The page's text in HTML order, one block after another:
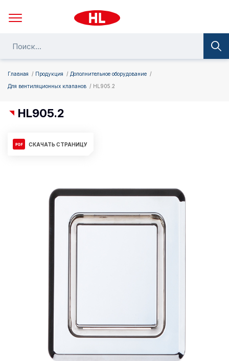
Главная Продукция
Дополнительное оборудование
Для вентиляционных клапанов
HL905.2
HL905.2
СКАЧАТЬ СТРАНИЦУ